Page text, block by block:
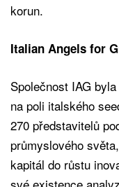
korun.
Italian Angels for
Společnost IAG
na poli italského
270 představitelů
průmyslového
kapitál do růstu